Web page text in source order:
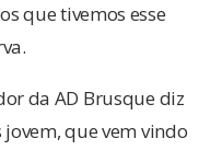
que tivemos esse
da AD Brusque diz
que vem vindo